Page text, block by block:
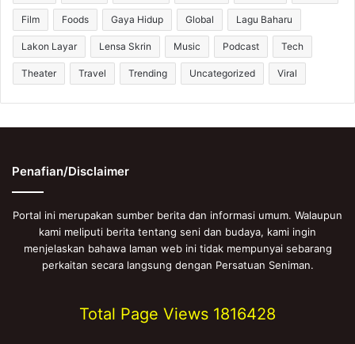
Film Foods Gaya Hidup Global Lagu Baharu
Lakon Layar Lensa Skrin Music Podcast Tech
Theater Travel Trending Uncategorized Viral
Penafian/Disclaimer
Portal ini merupakan sumber berita dan informasi umum. Walaupun
kami meliputi berita tentang seni dan budaya, kami ingin
menjelaskan bahawa laman web ini tidak mempunyai sebarang
perkaitan secara langsung dengan Persatuan Seniman.
Total Page Views 1816428